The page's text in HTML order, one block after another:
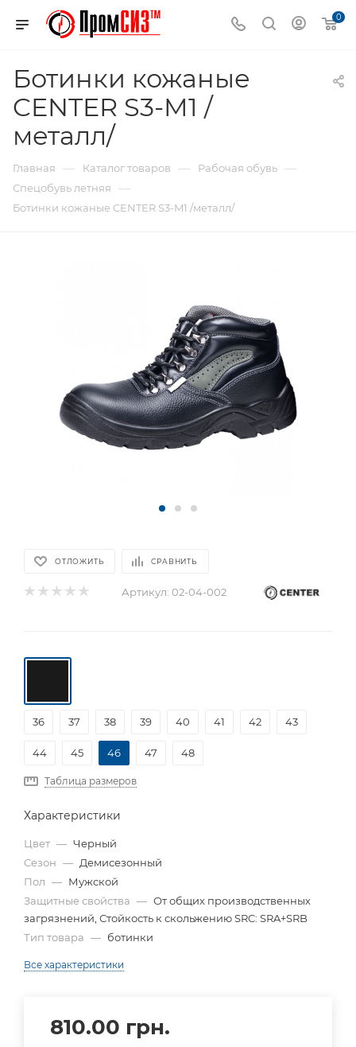
0
Ботинки кожаные
CENTER S3-M1 /
металл/
Главная — Каталог товаров — Рабочая обувь —
Спецобувь летняя —
Ботинки кожаные CENTER S3-M1 /металл/
ОТЛОЖИТЬ СРАВНИТЬ
Артикул: 02-04-002
36 37 38 39 40 41 42 43
44 45 46 47 48
Таблица размеров
Характеристики
Цвет — Черный
Сезон — Демисезонный
Пол — Мужской
Защитные свойства — От общих производственных
загрязнений, Стойкость к скольжению SRC: SRA+SRB
Тип товара — ботинки
Все характеристики
810.00 грн.